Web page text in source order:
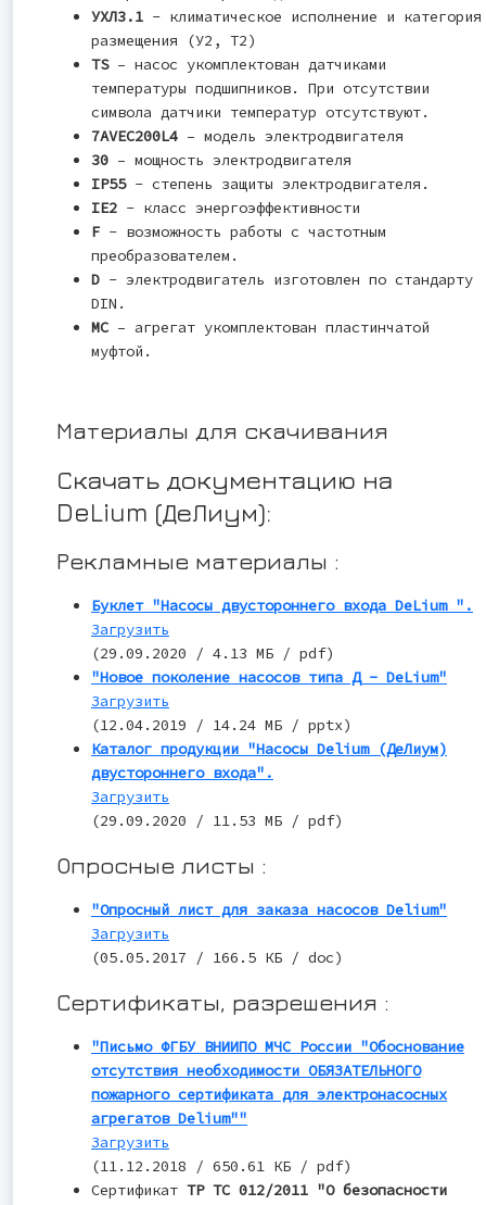
УХЛ3.1 - климатическое исполнение и категория
размещения (У2, Т2)
TS– насос укомплектован датчиками
температуры подшипников. При отсутствии
символа датчики температур отсутствуют.
7AVEC200L4 – модель электродвигателя
30 – мощность электродвигателя
IP55- степень защиты электродвигателя.
IE2 - класс энергоэффективности
F - возможность работы с частотным
преобразователем.
D - электродвигатель изготовлен по стандарту
DIN.
MC – агрегат укомплектован пластинчатой
муфтой.
Материалы для скачивания
Скачать документацию на
DeLium (ДеЛиум):
Рекламные материалы :
Буклет "Насосы двустороннего входа DeLium ".
Загрузить
(29.09.2020 / 4.13 МБ / pdf)
"Новое поколение насосов типа Д - DeLium"
Загрузить
(12.04.2019 / 14.24 МБ / pptx)
Каталог продукции "Насосы Delium (ДеЛиум)
двустороннего входа".
Загрузить
(29.09.2020 / 11.53 МБ / pdf)
Опросные листы :
"Опросный лист для заказа насосов Delium"
Загрузить
(05.05.2017 / 166.5 КБ / doc)
Сертификаты, разрешения :
"Письмо ФГБУ ВНИИПО МЧС России "Обоснование
отсутствия необходимости ОБЯЗАТЕЛЬНОГО
пожарного сертификата для электронасосных
агрегатов Delium""
Загрузить
(11.12.2018 / 650.61 КБ / pdf)
Сертификат ТР ТС 012/2011 "О безопасности